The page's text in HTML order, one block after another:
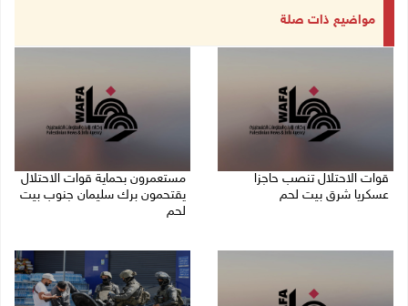
مواضيع ذات صلة
قوات الاحتلال تنصب حاجزا
عسكريا شرق بيت لحم
مستعمرون بحماية قوات الاحتلال
يقتحمون برك سليمان جنوب بيت
لحم